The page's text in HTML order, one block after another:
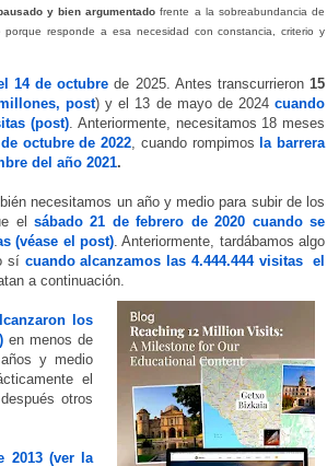
y bien argumentado frente a la sobreabundancia de
responde a esa necesidad con constancia, criterio y
14 de octubre de 2025. Antes transcurrieron15
post) y el 13 de mayo de 2024cuando
(post). Anteriormente, necesitamos 18 meses
octubre de 2022, cuando rompimos la barrera
del año 2021.
necesitamos un año y medio para subir de los
el sábado 21 de febrero de 2020 cuando se
(véase el post). Anteriormente, tardábamos algo
sí cuando alcanzamos las 4.444.444 visitas el
a continuación.
los
en menos de
y medio
el
otros
2013 (ver la